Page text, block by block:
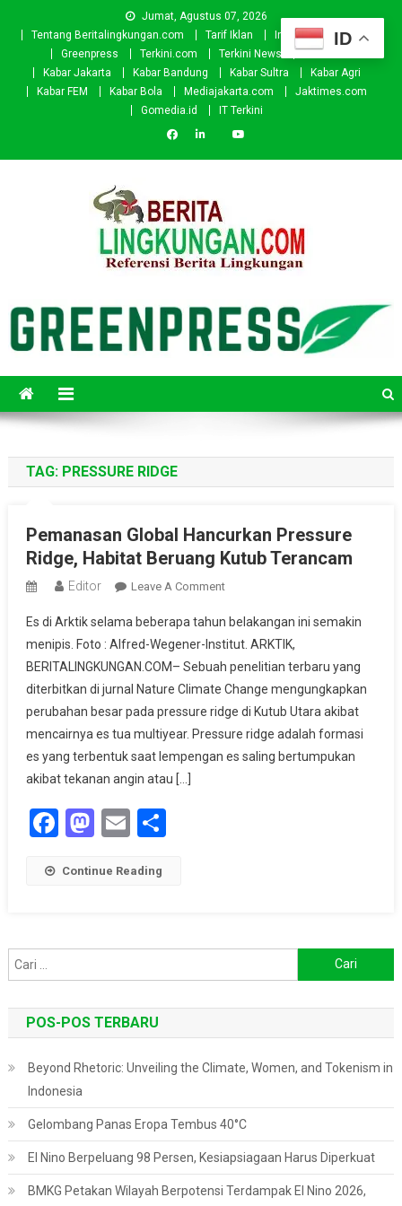
Jumat, Agustus 07, 2026
Tentang Beritalingkungan.com
Tarif Iklan Investor
Donasi
Greenpress
Terkini.com Terkini News
Kabar.id
Kabar Jakarta
Kabar Bandung Kabar Sultra
Kabar Agri
Kabar FEM
Kabar Bola Mediajakarta.com
Jaktimes.com
Gomedia.id
IT Terkini
TAG: PRESSURE RIDGE
Pemanasan Global Hancurkan Pressure
Ridge, Habitat Beruang Kutub Terancam
Editor Leave A CommentOn
Global
Hancurkan
Pressure
Ridge,
Habitat
Beruang
Es di Arktik selama beberapa tahun belakangan ini semakin
menipis. Foto : Alfred-Wegener-Institut. ARKTIK,
BERITALINGKUNGAN.COM– Sebuah penelitian terbaru yang
diterbitkan di jurnal Nature Climate Change mengungkapkan
perubahan besar pada pressure ridge di Kutub Utara akibat
mencairnya es tua multiyear. Pressure ridge adalah formasi
es yang terbentuk saat lempengan es saling bertumpukan
akibat tekanan angin atau […]
Facebook
Mastodon
EmailShare
Continue Reading
untuk:
POS-POS TERBARU
Beyond Rhetoric: Unveiling the Climate, Women, and Tokenism in
Indonesia
Gelombang Panas Eropa Tembus 40°C
El Nino Berpeluang 98 Persen, Kesiapsiagaan Harus Diperkuat
BMKG Petakan Wilayah Berpotensi Terdampak El Nino 2026,
ID